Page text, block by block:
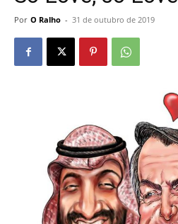
Por O Ralho - 31 de outubro de 2019